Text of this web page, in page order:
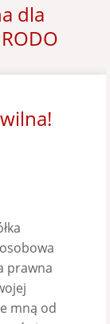
dla
prawna
mną od